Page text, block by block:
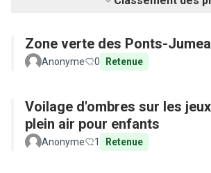
Zone verte des Ponts-
Anonyme 0 Retenue
Voilage d'ombres sur les
plein air pour enfants
Anonyme 1 Retenue